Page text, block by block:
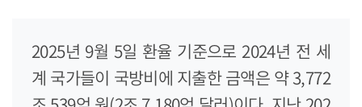
2025년 9월 5일 환율 기준으로 2024년 전 세
계 국가들이 국방비에 지출한 금액은 약 3,772